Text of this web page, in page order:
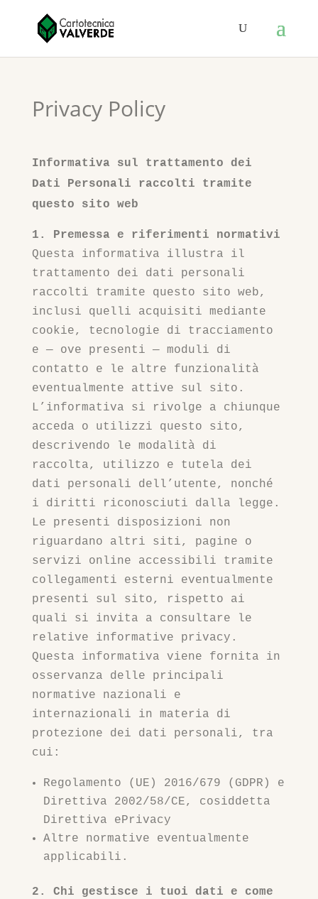
Privacy Policy
Informativa sul trattamento dei
Dati Personali raccolti tramite
questo sito web
1. Premessa e riferimenti normativi
Questa informativa illustra il
trattamento dei dati personali
raccolti tramite questo sito web,
inclusi quelli acquisiti mediante
cookie, tecnologie di tracciamento
e — ove presenti — moduli di
contatto e le altre funzionalità
eventualmente attive sul sito.
L’informativa si rivolge a chiunque
acceda o utilizzi questo sito,
descrivendo le modalità di
raccolta, utilizzo e tutela dei
dati personali dell’utente, nonché
i diritti riconosciuti dalla legge.
Le presenti disposizioni non
riguardano altri siti, pagine o
servizi online accessibili tramite
collegamenti esterni eventualmente
presenti sul sito, rispetto ai
quali si invita a consultare le
relative informative privacy.
Questa informativa viene fornita in
osservanza delle principali
normative nazionali e
internazionali in materia di
protezione dei dati personali, tra
cui:
Regolamento (UE) 2016/679 (GDPR) e
Direttiva 2002/58/CE, cosiddetta
Direttiva ePrivacy
Altre normative eventualmente
applicabili.
2. Chi gestisce i tuoi dati e come